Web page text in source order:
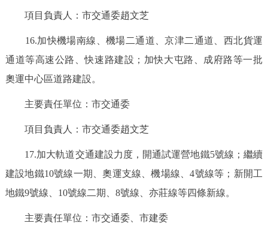
項目負責人：市交通委趙文芝
16.加快機場南線、機場二通道、京津二通道、西北貨運
通道等高速公路、快速路建設；加快大屯路、成府路等一批
奧運中心區道路建設。
主要責任單位：市交通委
項目負責人：市交通委趙文芝
17.加大軌道交通建設力度，開通試運營地鐵5號線；繼續
建設地鐵10號線一期、奧運支線、機場線、4號線等；新開工
地鐵9號線、10號線二期、8號線、亦莊線等四條新線。
主要責任單位：市交通委、市建委